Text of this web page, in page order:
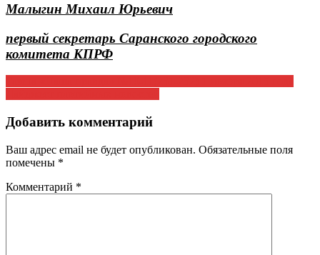
Малыгин Михаил Юрьевич
первый секретарь Саранского городского
комитета КПРФ
Навигация
по
записям
Добавить комментарий
Ваш адрес email не будет опубликован. Обязательные поля
помечены *
Комментарий *